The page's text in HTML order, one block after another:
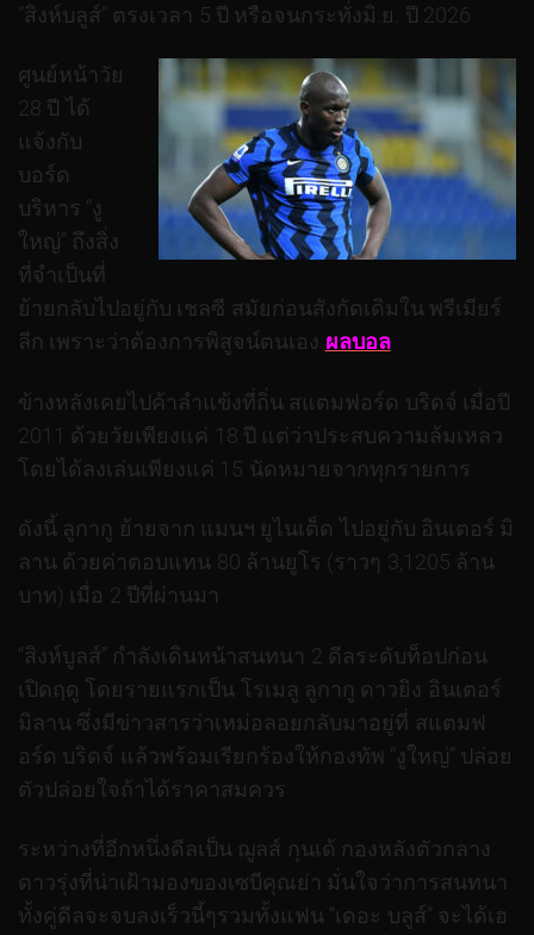
“สิงห์บลูส์” ตรงเวลา 5 ปี หรือจนกระทั่งมิ.ย. ปี 2026
ศูนย์หน้าวัย
28 ปี ได้
แจ้งกับ
บอร์ด
บริหาร “งู
ใหญ่” ถึงสิ่ง
ที่จำเป็นที่
ย้ายกลับไปอยู่กับ เชลซี สมัยก่อนสังกัดเดิมใน พรีเมียร์
ลีก เพราะว่าต้องการพิสูจน์ตนเอง ผลบอล
ข้างหลังเคยไปค้าลำแข้งที่ถิ่น สแตมฟอร์ด บริดจ์ เมื่อปี
2011 ด้วยวัยเพียงแค่ 18 ปี แต่ว่าประสบความล้มเหลว
โดยได้ลงเล่นเพียงแค่ 15 นัดหมายจากทุกรายการ
ดังนี้ ลูกากู ย้ายจาก แมนฯ ยูไนเต็ด ไปอยู่กับ อินเตอร์ มิ
ลาน ด้วยค่าตอบแทน 80 ล้านยูโร (ราวๆ 3,1205 ล้าน
บาท) เมื่อ 2 ปีที่ผ่านมา
“สิงห์บูลส์” กำลังเดินหน้าสนทนา 2 ดีลระดับท็อปก่อน
เปิดฤดู โดยรายแรกเป็น โรเมลู ลูกากู ดาวยิง อินเตอร์
มิลาน ซึ่งมีข่าวสารว่าเหม่อลอยกลับมาอยู่ที่ สแตมฟ
อร์ด บริดจ์ แล้วพร้อมเรียกร้องให้กองทัพ “งูใหญ่” ปล่อย
ตัวปล่อยใจถ้าได้ราคาสมควร
ระหว่างที่อีกหนึ่งดีลเป็น ฌูลส์ กุนเด้ กองหลังตัวกลาง
ดาวรุ่งที่น่าเฝ้ามองของเซบีคุณย่า มั่นใจว่าการสนทนา
ทั้งคู่ดีลจะจบลงเร็วนี้ๆรวมทั้งแฟน “เดอะ บลูส์” จะได้เฮ